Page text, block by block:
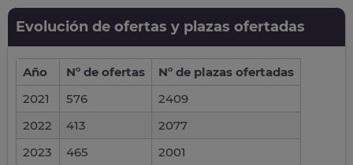
Evolución de ofertas y plazas ofertadas
Año Nº de ofertas
Nº de plazas ofertadas
2021
576
2409
2022
413
2077
2023
465
2001